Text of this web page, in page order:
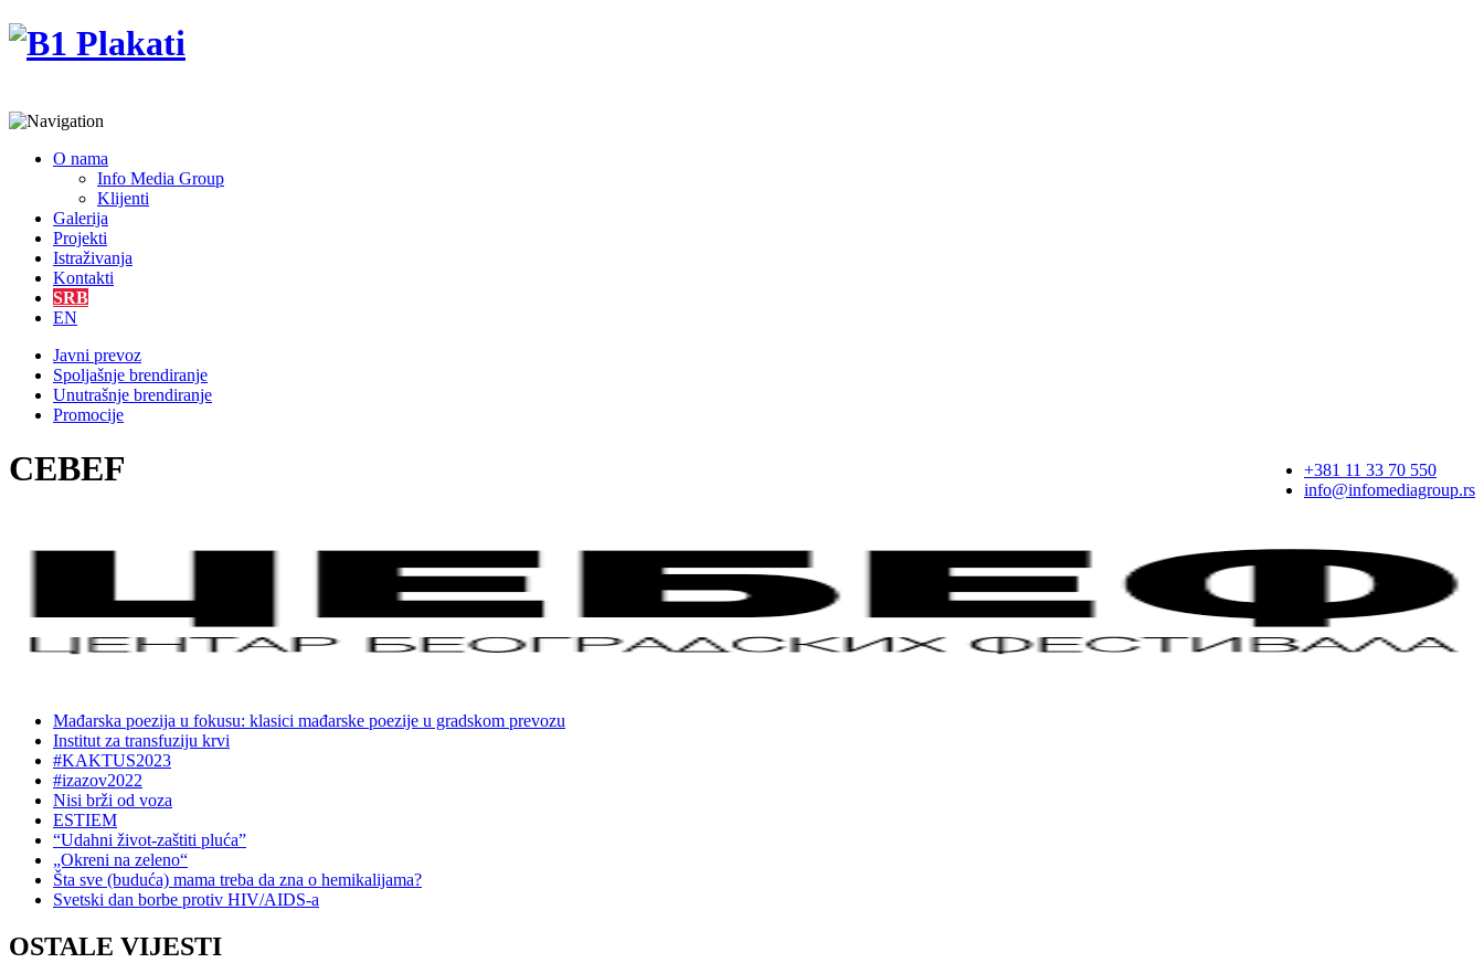
O nama
Info Media Group
Klijenti
Galerija
Projekti
Istraživanja
Kontakti
SRB
EN
Javni prevoz
Spoljašnje brendiranje
Unutrašnje brendiranje
Promocije
+381 11 33 70 550
info@infomediagroup.rs
CEBEF
Mađarska poezija u fokusu: klasici mađarske poezije u gradskom prevozu
Institut za transfuziju krvi
#KAKTUS2023
#izazov2022
Nisi brži od voza
ESTIEM
“Udahni život-zaštiti pluća”
„Okreni na zeleno“
Šta sve (buduća) mama treba da zna o hemikalijama?
Svetski dan borbe protiv HIV/AIDS-a
OSTALE VIJESTI